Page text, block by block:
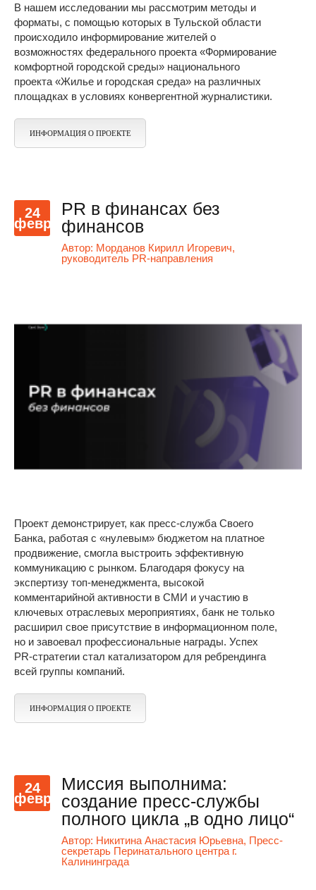
В нашем исследовании мы рассмотрим методы и
форматы, с помощью которых в Тульской области
происходило информирование жителей о
возможностях федерального проекта «Формирование
комфортной городской среды» национального
проекта «Жилье и городская среда» на различных
площадках в условиях конвергентной журналистики.
ИНФОРМАЦИЯ О ПРОЕКТЕ
24
февр
PR в финансах без
финансов
Автор: Морданов Кирилл Игоревич,
руководитель PR-направления
Проект демонстрирует, как пресс-служба Своего
Банка, работая с «нулевым» бюджетом на платное
продвижение, смогла выстроить эффективную
коммуникацию с рынком. Благодаря фокусу на
экспертизу топ-менеджмента, высокой
комментарийной активности в СМИ и участию в
ключевых отраслевых мероприятиях, банк не только
расширил свое присутствие в информационном поле,
но и завоевал профессиональные награды. Успех
PR-стратегии стал катализатором для ребрендинга
всей группы компаний.
ИНФОРМАЦИЯ О ПРОЕКТЕ
24
февр
Миссия выполнима:
создание пресс-службы
полного цикла „в одно лицо“
Автор: Никитина Анастасия Юрьевна, Пресс-
секретарь Перинатального центра г.
Калининграда